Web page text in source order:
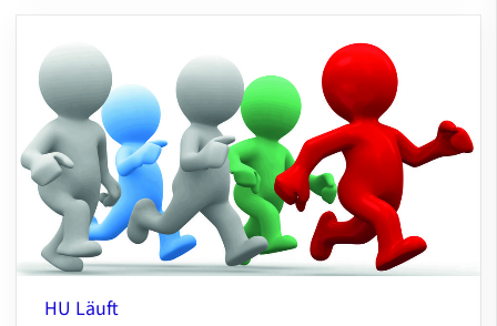
HU Läuft